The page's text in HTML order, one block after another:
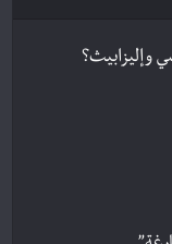
وإليزابيث؟